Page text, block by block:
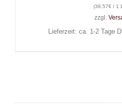
(38,57€/ 1
zzgl.
Lieferzeit: ca. 1-2 Tage